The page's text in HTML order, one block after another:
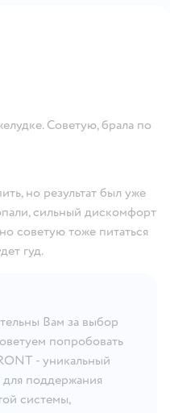
Советую, брала по
но результат был уже
сильный дискомфорт
советую тоже питаться
гуд.
Вам за выбор
попробовать
- уникальный
поддержания
системы,